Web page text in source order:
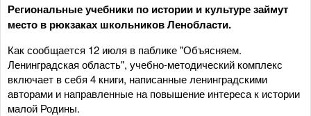
Региональные учебники по истории и культуре займут
место в рюкзаках школьников Ленобласти.
Как сообщается 12 июля в паблике "Объясняем.
Ленинградская область", учебно-методический комплекс
включает в себя 4 книги, написанные ленинградскими
авторами и направленные на повышение интереса к истории
малой Родины.